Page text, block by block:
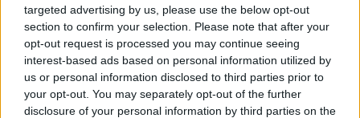
targeted advertising by us, please use the below opt-out
section to confirm your selection. Please note that after your
opt-out request is processed you may continue seeing
interest-based ads based on personal information utilized by
us or personal information disclosed to third parties prior to
your opt-out. You may separately opt-out of the further
disclosure of your personal information by third parties on the
Sofía Herrera